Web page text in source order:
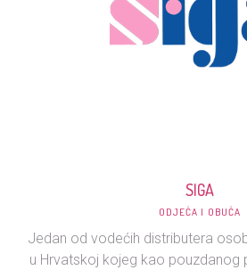
SIGA
ODJEĆA I OBUĆA
Jedan od vodećih distributera
u Hrvatskoj kojeg kao pouzdanog